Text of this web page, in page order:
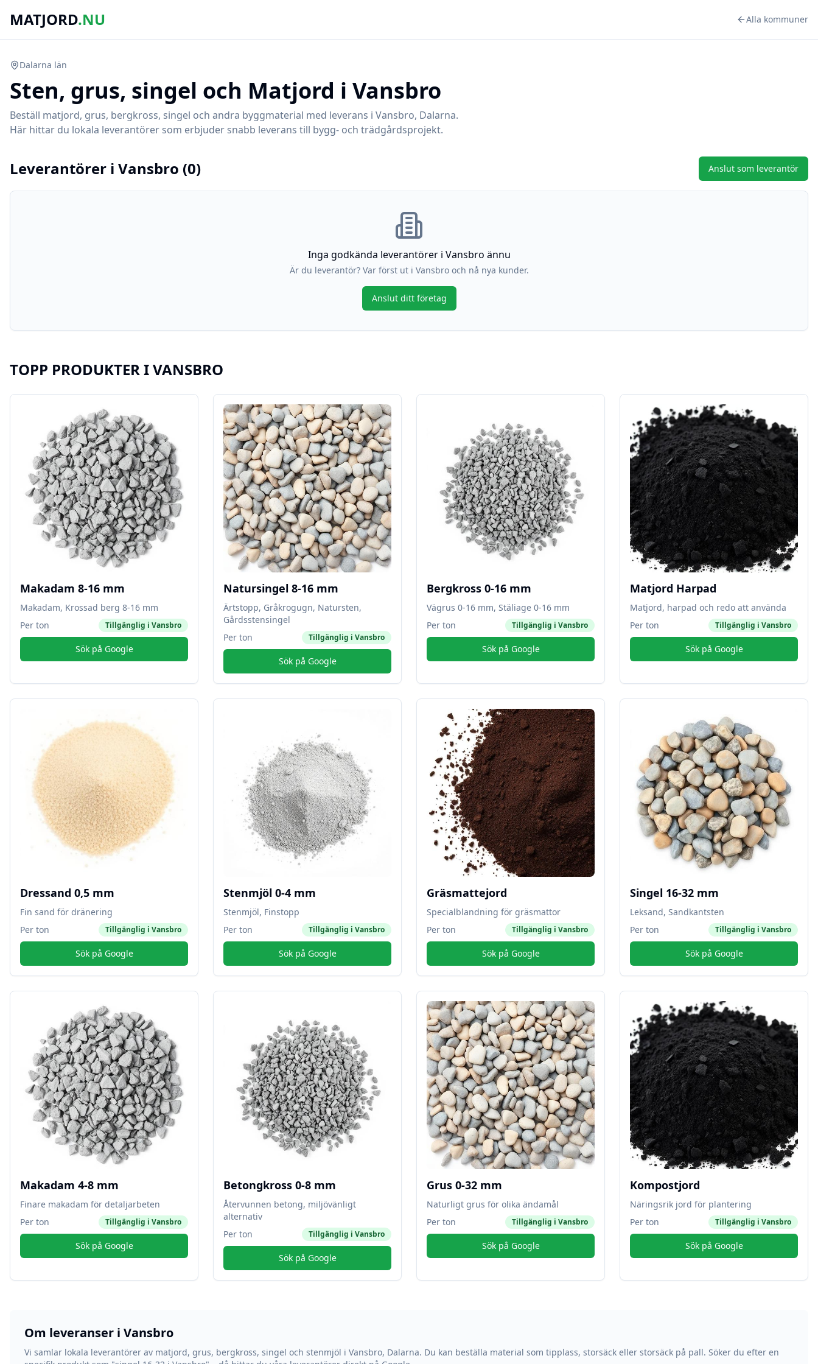
MATJORD.NU Alla kommuner
Dalarna län
Sten, grus, singel och Matjord i Vansbro
Beställ matjord, grus, bergkross, singel och andra byggmaterial med leverans i Vansbro, Dalarna.
Här hittar du lokala leverantörer som erbjuder snabb leverans till bygg- och trädgårdsprojekt.
Leverantörer i Vansbro (0) Anslut som leverantör
Inga godkända leverantörer i Vansbro ännu
Är du leverantör? Var först ut i Vansbrooch nå nya kunder.
Anslut ditt företag
TOPP PRODUKTER IVANSBRO
Makadam 8-16 mm
Makadam, Krossad berg 8-16 mm
Per ton
Tillgänglig i Vansbro
Sök på Google
Natursingel 8-16 mm
Ärtstopp, Gråkrogugn, Natursten,
Gårdsstensingel
Per ton
Tillgänglig i Vansbro
Sök på Google
Bergkross 0-16 mm
Vägrus 0-16 mm, Stäliage 0-16 mm
Per ton
Tillgänglig i Vansbro
Sök på Google
Matjord Harpad
Matjord, harpad och redo att använda
Per ton
Tillgänglig i Vansbro
Sök på Google
Dressand 0,5 mm
Fin sand för dränering
Per ton
Tillgänglig i Vansbro
Sök på Google
Stenmjöl 0-4 mm
Stenmjöl, Finstopp
Per ton
Tillgänglig i Vansbro
Sök på Google
Gräsmattejord
Specialblandning för gräsmattor
Per ton
Tillgänglig i Vansbro
Sök på Google
Singel 16-32 mm
Leksand, Sandkantsten
Per ton
Tillgänglig i Vansbro
Sök på Google
Makadam 4-8 mm
Finare makadam för detaljarbeten
Per ton
Tillgänglig i Vansbro
Sök på Google
Betongkross 0-8 mm
Återvunnen betong, miljövänligt
alternativ
Per ton
Tillgänglig i Vansbro
Sök på Google
Grus 0-32 mm
Naturligt grus för olika ändamål
Per ton
Tillgänglig i Vansbro
Sök på Google
Kompostjord
Näringsrik jord för plantering
Per ton
Tillgänglig i Vansbro
Sök på Google
Om leveranser i Vansbro
Vi samlar lokala leverantörer av matjord, grus, bergkross, singel och stenmjöl i Vansbro, Dalarna. Du kan beställa material som tipplass, storsäck eller storsäck på pall. Söker du efter en